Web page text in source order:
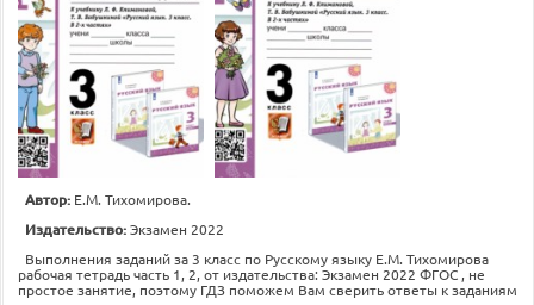
Автор: Е.М. Тихомирова.
Издательство:Экзамен 2022
Выполнения заданий за 3 класс по Русскому языку Е.М. Тихомирова
рабочая тетрадь часть 1, 2, от издательства: Экзамен 2022 ФГОС , не
простое занятие, поэтому ГДЗ поможем Вам сверить ответы к заданиям